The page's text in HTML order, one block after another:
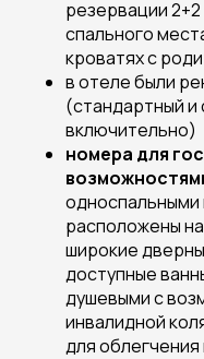
резервации
спального
кроватях с
в отеле были
(стандартный
включительно)
номера для
односпальными
расположены
широкие
доступные
душевыми с
инвалидной
для